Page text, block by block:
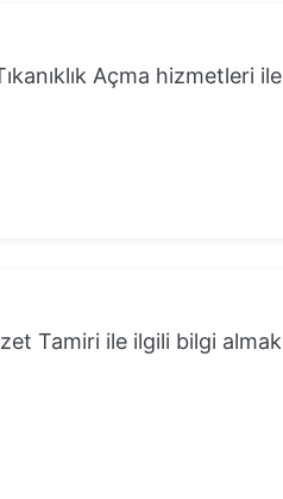
Açma hizmetleri ile
Tamiri ile ilgili bilgi almak